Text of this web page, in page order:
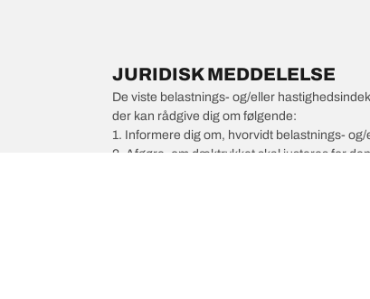
JURIDISK MEDDELELSE
De viste belastnings- og/eller
der kan rådgive dig om følgende:
1. Informere dig om, hvorvidt belastnings-
2. Afgøre, om dæktrykket skal justeres for